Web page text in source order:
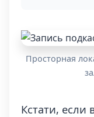
Просторная
Кстати, если